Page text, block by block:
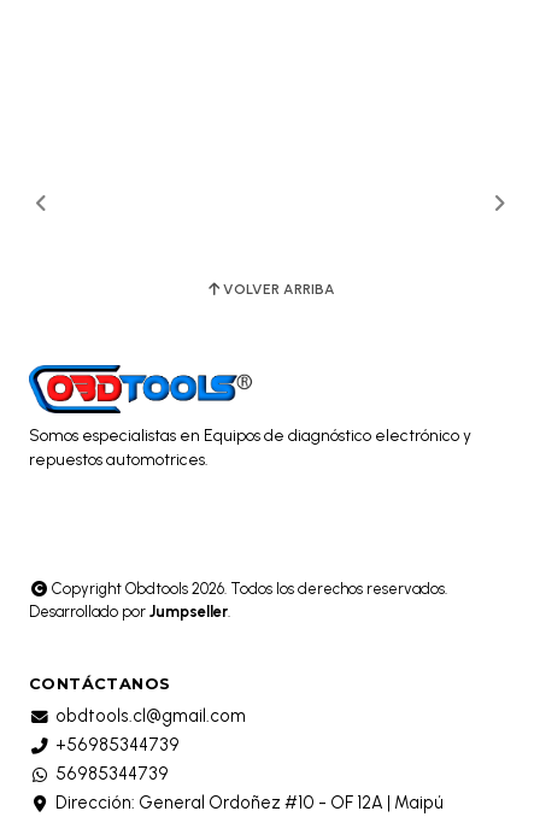
VOLVER ARRIBA
Somos especialistas en Equipos de diagnóstico electrónico y
repuestos automotrices.
Copyright Obdtools 2026. Todos los derechos reservados.
Desarrollado por Jumpseller.
CONTÁCTANOS
obdtools.cl@gmail.com
+56985344739
56985344739
Dirección: General Ordoñez #10 - OF 12A | Maipú